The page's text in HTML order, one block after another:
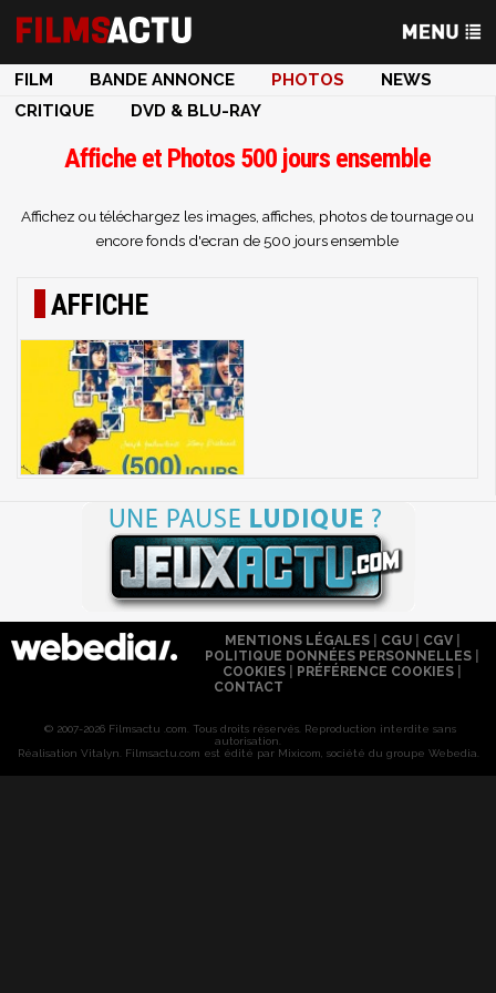
FILM BANDE ANNONCE PHOTOS
NEWS
CRITIQUE
DVD & BLU-RAY
Affiche et Photos 500 jours ensemble
Affichez ou téléchargez les images, affiches, photos de tournage ou
encore fonds d'ecran de 500 jours ensemble
AFFICHE
MENTIONS LÉGALES| CGU| CGV|
POLITIQUE DONNÉES PERSONNELLES
COOKIES
PRÉFÉRENCE COOKIES
CONTACT
© 2007-2026 Filmsactu .com. Tous droits réservés. Reproduction interdite sans
autorisation.
Réalisation Vitalyn . Filmsactu .com est édité par Mixicom, société du groupe Webedia.